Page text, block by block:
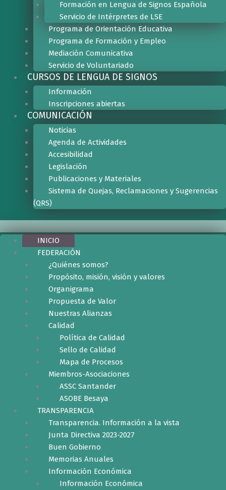
Formación en Lengua de Signos Española
Servicio de Intérpretes de LSE
Programa de Orientación Educativa
Programa de Formación y Empleo
Mediación Comunicativa
Servicio de Voluntariado
CURSOS DE LENGUA DE SIGNOS
Información
Inscripciones abiertas
COMUNICACIÓN
Noticias
Agenda de Actividades
Accesibilidad
Legislación
Publicaciones y Materiales
Sistema de Quejas, Reclamaciones y Sugerencias
(QRS)
INICIO
FEDERACIÓN
¿Quiénes somos?
Propósito, misión, visión y valores
Organigrama
Propuesta de Valor
Nuestras Alianzas
Calidad
Política de Calidad
Sello de Calidad
Mapa de Procesos
Miembros-Asociaciones
ASSC Santander
ASOBE Besaya
TRANSPARENCIA
Transparencia. Información a la vista
Junta Directiva 2023-2027
Buen Gobierno
Memorias Anuales
Información Económica
Información Económica